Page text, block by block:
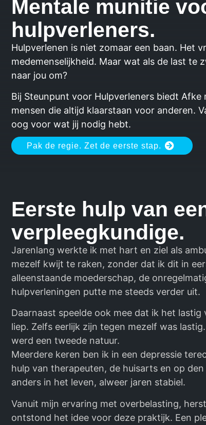
Mentale munitie
hulpverleners.
Hulpverlenen is niet zomaar een baan. Het
medemenselijkheid. Maar wat als de last te
naar jou om?
Bij Steunpunt voor Hulpverleners biedt
mensen die altijd klaarstaan voor anderen.
oog voor wat jij nodig hebt.
Pak de regie. Zet de eerste stap.
Eerste hulp van
verpleegkundige.
Jarenlang werkte ik met hart en ziel als
mezelf kwijt te raken, zonder dat ik dit in
alleenstaande moederschap, de
hulpverleningen putte me steeds verder uit.
Daarnaast speelde ook mee dat ik het
liep. Zelfs eerlijk zijn tegen mezelf was
werd een tweede natuur.
Meerdere keren ben ik in een depressie
hulp van therapeuten, de huisarts en op
anders in het leven, alweer jaren stabiel.
Vanuit mijn ervaring met overbelasting,
ontstond het idee voor deze praktijk. Een